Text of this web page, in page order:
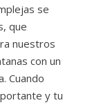
se
que
nuestros
con un
Cuando
y tu